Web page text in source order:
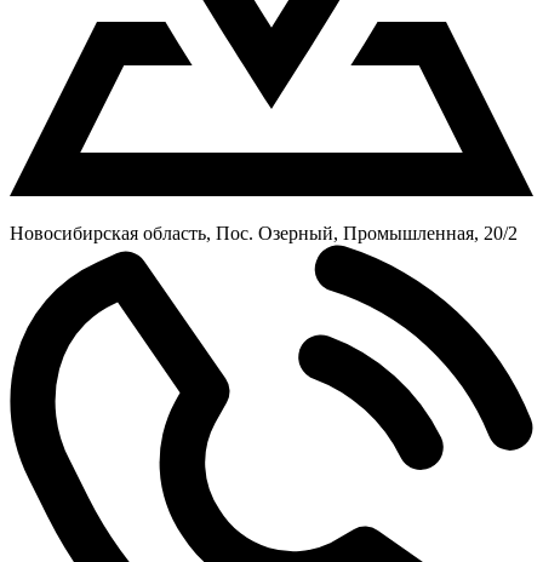
Новосибирская область, Пос. Озерный, Промышленная, 20/2